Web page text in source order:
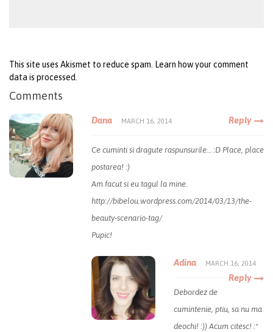
This site uses Akismet to reduce spam. Learn how your comment
data is processed.
Comments
Dana MARCH 16, 2014 Reply
Ce cuminti si dragute raspunsurile… :D Place, place
postarea! :)
Am facut si eu tagul la mine.
http://bibelou.wordpress.com/2014/03/13/the-
beauty-scenario-tag/
Pupic!
Adina MARCH 16, 2014
Reply
Debordez de
cumintenie, ptiu, sa nu ma
deochi! :)) Acum citesc! :*